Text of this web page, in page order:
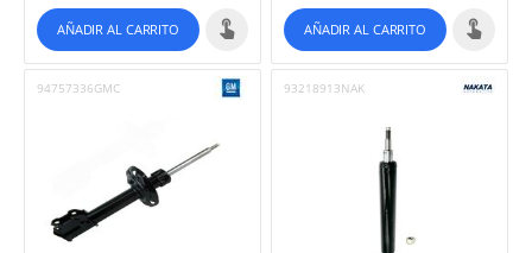
AÑADIR AL CARRITO AÑADIR AL CARRITO
94757336GMC 93218913NAK